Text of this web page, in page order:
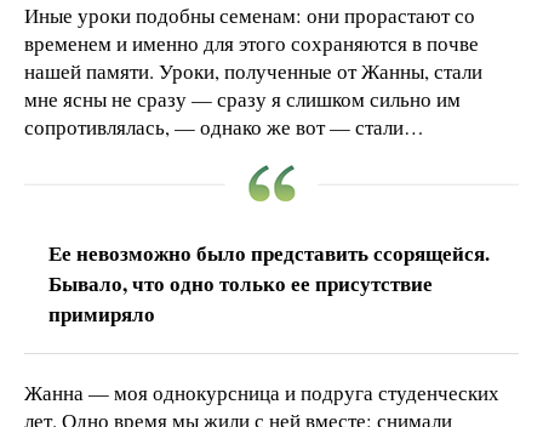
Иные уроки подобны семенам: они прорастают со
временем и именно для этого сохраняются в почве
нашей памяти. Уроки, полученные от Жанны, стали
мне ясны не сразу — сразу я слишком сильно им
сопротивлялась, — однако же вот — стали…
Ее невозможно было представить ссорящейся.
Бывало, что одно только ее присутствие
примиряло
Жанна — моя однокурсница и подруга студенческих
лет. Одно время мы жили с ней вместе: снимали